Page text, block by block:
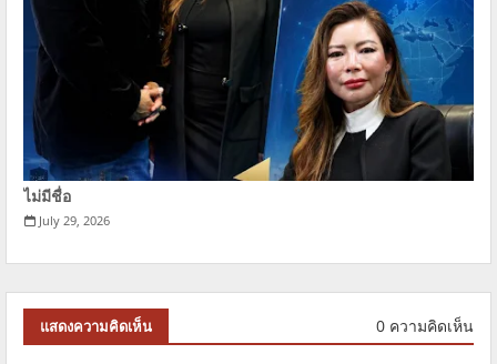
ไม่มีชื่อ
July 29, 2026
แสดงความคิดเห็น 0 ความคิดเห็น